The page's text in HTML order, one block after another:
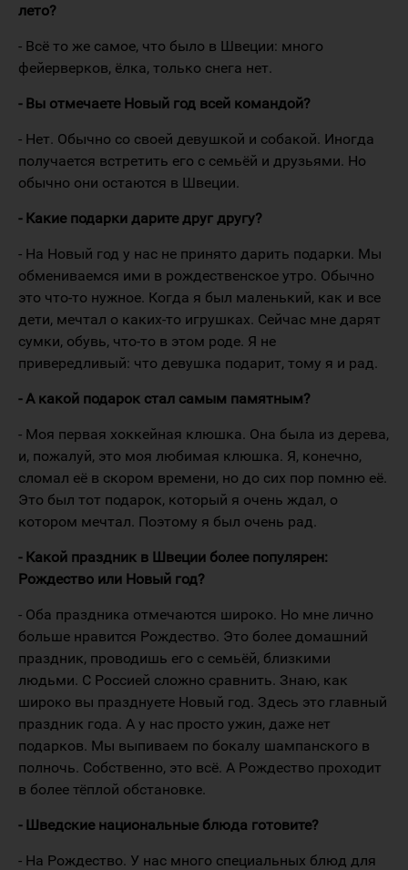
лето?
- Всё то же самое, что было в Швеции: много
фейерверков, ёлка, только снега нет.
- Вы отмечаете Новый год всей командой?
- Нет. Обычно со своей девушкой и собакой. Иногда
получается встретить его с семьёй и друзьями. Но
обычно они остаются в Швеции.
- Какие подарки дарите друг другу?
- На Новый год у нас не принято дарить подарки. Мы
обмениваемся ими в рождественское утро. Обычно
это что-то нужное. Когда я был маленький, как и все
дети, мечтал о каких-то игрушках. Сейчас мне дарят
сумки, обувь, что-то в этом роде. Я не
привередливый: что девушка подарит, тому я и рад.
- А какой подарок стал самым памятным?
- Моя первая хоккейная клюшка. Она была из дерева,
и, пожалуй, это моя любимая клюшка. Я, конечно,
сломал её в скором времени, но до сих пор помню её.
Это был тот подарок, который я очень ждал, о
котором мечтал. Поэтому я был очень рад.
- Какой праздник в Швеции более популярен:
Рождество или Новый год?
- Оба праздника отмечаются широко. Но мне лично
больше нравится Рождество. Это более домашний
праздник, проводишь его с семьёй, близкими
людьми. С Россией сложно сравнить. Знаю, как
широко вы празднуете Новый год. Здесь это главный
праздник года. А у нас просто ужин, даже нет
подарков. Мы выпиваем по бокалу шампанского в
полночь. Собственно, это всё. А Рождество проходит
в более тёплой обстановке.
- Шведские национальные блюда готовите?
- На Рождество. У нас много специальных блюд для